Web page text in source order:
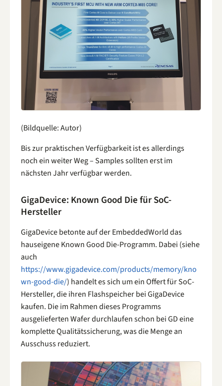
(Bildquelle: Autor)
Bis zur praktischen Verfügbarkeit ist es allerdings
noch ein weiter Weg – Samples sollten erst im
nächsten Jahr verfügbar werden.
GigaDevice: Known Good Die für SoC-
Hersteller
GigaDevice betonte auf der EmbeddedWorld das
hauseigene Known Good Die-Programm. Dabei (siehe
auch
https://www.gigadevice.com/products/memory/kno
wn-good-die/) handelt es sich um ein Offert für SoC-
Hersteller, die ihren Flashspeicher bei GigaDevice
kaufen. Die im Rahmen dieses Programms
ausgelieferten Wafer durchlaufen schon bei GD eine
komplette Qualitätssicherung, was die Menge an
Ausschuss reduziert.